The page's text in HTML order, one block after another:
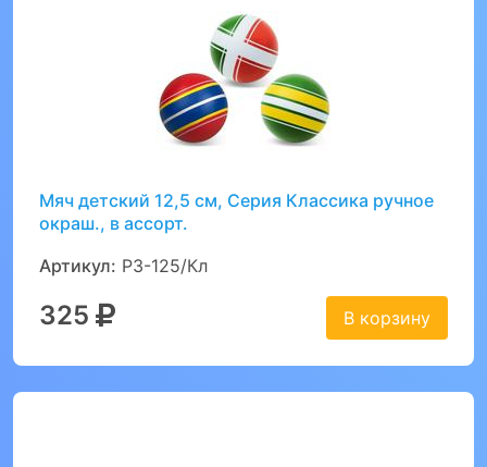
Мяч детский 12,5 см, Серия Классика ручное
окраш., в ассорт.
Артикул: Р3-125/Кл
325 В корзину